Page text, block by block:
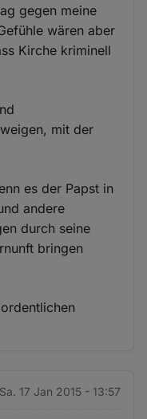
gegen meine
wären aber
Kirche kriminell
mit der
es der Papst in
andere
durch seine
bringen
Sa. 17 Jan 2015 - 13:57